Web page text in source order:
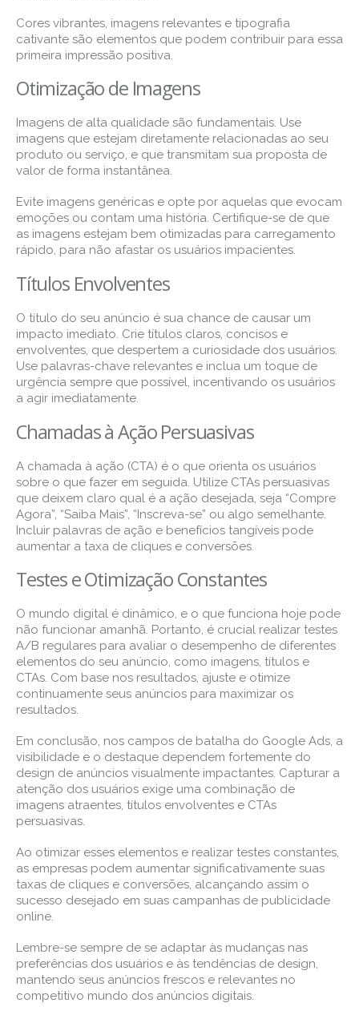
Cores vibrantes, imagens relevantes e tipografia
cativante são elementos que podem contribuir para essa
primeira impressão positiva.
Otimização de Imagens
Imagens de alta qualidade são fundamentais. Use
imagens que estejam diretamente relacionadas ao seu
produto ou serviço, e que transmitam sua proposta de
valor de forma instantânea.
Evite imagens genéricas e opte por aquelas que evocam
emoções ou contam uma história. Certifique-se de que
as imagens estejam bem otimizadas para carregamento
rápido, para não afastar os usuários impacientes.
Títulos Envolventes
O título do seu anúncio é sua chance de causar um
impacto imediato. Crie títulos claros, concisos e
envolventes, que despertem a curiosidade dos usuários.
Use palavras-chave relevantes e inclua um toque de
urgência sempre que possível, incentivando os usuários
a agir imediatamente.
Chamadas à Ação Persuasivas
A chamada à ação (CTA) é o que orienta os usuários
sobre o que fazer em seguida. Utilize CTAs persuasivas
que deixem claro qual é a ação desejada, seja “Compre
Agora”, “Saiba Mais”, “Inscreva-se” ou algo semelhante.
Incluir palavras de ação e benefícios tangíveis pode
aumentar a taxa de cliques e conversões.
Testes e Otimização Constantes
O mundo digital é dinâmico, e o que funciona hoje pode
não funcionar amanhã. Portanto, é crucial realizar testes
A/B regulares para avaliar o desempenho de diferentes
elementos do seu anúncio, como imagens, títulos e
CTAs. Com base nos resultados, ajuste e otimize
continuamente seus anúncios para maximizar os
resultados.
Em conclusão, nos campos de batalha do Google Ads, a
visibilidade e o destaque dependem fortemente do
design de anúncios visualmente impactantes. Capturar a
atenção dos usuários exige uma combinação de
imagens atraentes, títulos envolventes e CTAs
persuasivas.
Ao otimizar esses elementos e realizar testes constantes,
as empresas podem aumentar significativamente suas
taxas de cliques e conversões, alcançando assim o
sucesso desejado em suas campanhas de publicidade
online.
Lembre-se sempre de se adaptar às mudanças nas
preferências dos usuários e às tendências de design,
mantendo seus anúncios frescos e relevantes no
competitivo mundo dos anúncios digitais.